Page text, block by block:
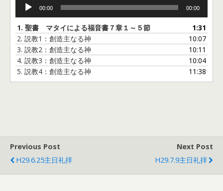
プ
レ
ー
ヤ
ー
00:00 00:00
1. 聖書 マタイによる福音書７章１～５節
1:31
2. 説教1：創造主なる神
10:07
3. 説教2：創造主なる神
10:11
4. 説教3：創造主なる神
10:04
5. 説教4：創造主なる神 11:38
Previous Post
H29.6.25主日礼拝
Next Post
H29.7.9主日礼拝